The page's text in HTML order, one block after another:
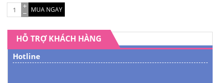
MUA NGAY
HỖ TRỢ KHÁCH HÀNG
Hotline